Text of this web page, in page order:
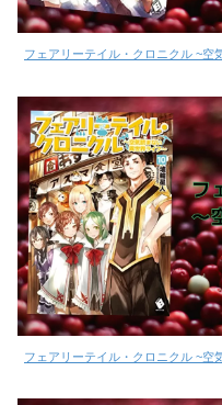
フェアリーテイル・クロニクル ~空
フェアリーテイル・クロニクル ~空